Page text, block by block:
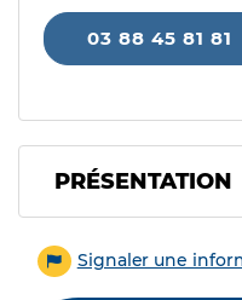
03 88 45 81 81
PRÉSENTATION
Signaler une